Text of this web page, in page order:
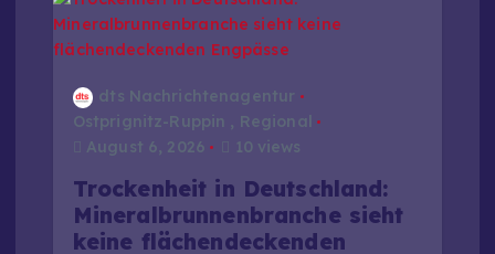
n
dts Nachrichtenagentur
Ostprignitz-Ruppin , Regional
August 6, 2026
10 views
Trockenheit in Deutschland:
Mineralbrunnenbranche sieht
keine flächendeckenden